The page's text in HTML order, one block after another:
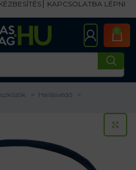
KAPCSOLATBA LÉPNI
0
Hallásvédő